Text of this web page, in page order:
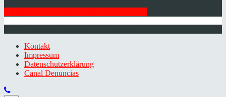
Kontakt
Impressum
Datenschutzerklärung
Canal Denuncias